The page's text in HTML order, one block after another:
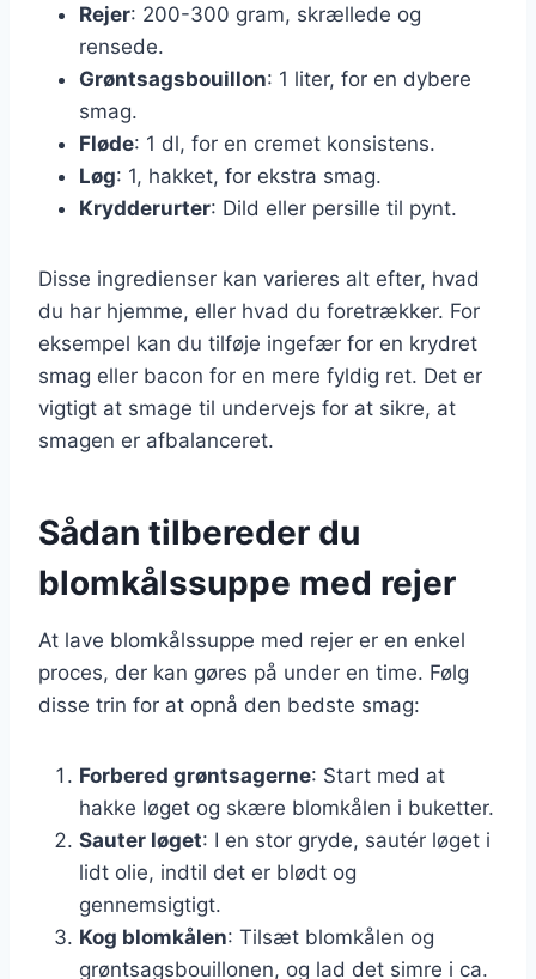
Rejer: 200-300 gram, skrællede og
rensede.
Grøntsagsbouillon: 1 liter, for en dybere
smag.
Fløde: 1 dl, for en cremet konsistens.
Løg: 1, hakket, for ekstra smag.
Krydderurter: Dild eller persille til pynt.
Disse ingredienser kan varieres alt efter, hvad
du har hjemme, eller hvad du foretrækker. For
eksempel kan du tilføje ingefær for en krydret
smag eller bacon for en mere fyldig ret. Det er
vigtigt at smage til undervejs for at sikre, at
smagen er afbalanceret.
Sådan tilbereder du
blomkålssuppe med rejer
At lave blomkålssuppe med rejer er en enkel
proces, der kan gøres på under en time. Følg
disse trin for at opnå den bedste smag:
Forbered grøntsagerne: Start med at
hakke løget og skære blomkålen i buketter.
Sauter løget: I en stor gryde, sautér løget i
lidt olie, indtil det er blødt og
gennemsigtigt.
Kog blomkålen: Tilsæt blomkålen og
grøntsagsbouillonen, og lad det simre i ca.